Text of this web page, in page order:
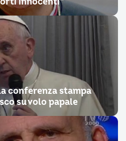
conferenza stampa
su volo papale